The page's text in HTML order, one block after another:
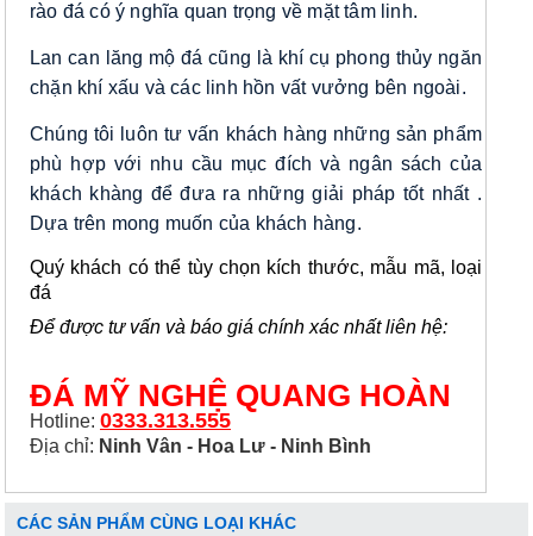
rào đá có ý nghĩa quan trọng về mặt tâm linh.
Lan can lăng mộ đá cũng là khí cụ phong thủy ngăn
chặn khí xấu và các linh hồn vất vưởng bên ngoài.
Chúng tôi luôn tư vấn khách hàng những sản phẩm
phù hợp với nhu cầu mục đích và ngân sách của
khách khàng để đưa ra những giải pháp tốt nhất .
Dựa trên mong muốn của khách hàng.
Quý khách có thể tùy chọn kích thước, mẫu mã, loại
đá
Để được tư vấn và báo giá chính xác nhất liên hệ:
ĐÁ MỸ NGHỆ QUANG HOÀN
Hotline: 0333.313.555
Địa chỉ: Ninh Vân - Hoa Lư - Ninh Bình
CÁC SẢN PHẨM CÙNG LOẠI KHÁC